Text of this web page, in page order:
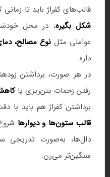
قالب‌های کفراژ باید تا
شکل بگیره، در محل
عواملی مثلنوع مصالح،
داره.
در هر صورت، برداشتن
رفتن زحمات بتن‌ریزی یا
برداشتن کفراژ هم باید با
قالب ستون‌ها و دیوارها
دال‌ها، به‌صورت تدریجی
سنگین‌تر می‌رن.